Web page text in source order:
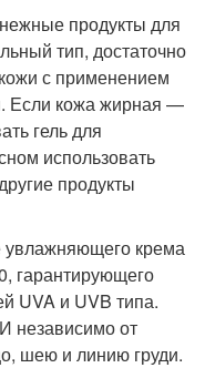
продукты для
тип, достаточно
с применением
Если кожа жирная —
гель для
использовать
продукты
крема
гарантирующего
UVA и UVB типа.
независимо от
шею и линию груди.